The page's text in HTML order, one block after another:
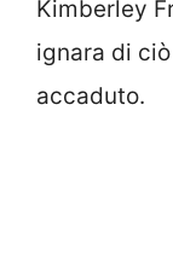
Kimberley
ignara di
accaduto.